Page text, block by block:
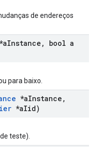
de endereços
*aInstance ,
bool a
para baixo.
*aInstance ,
*aIid)
teste).